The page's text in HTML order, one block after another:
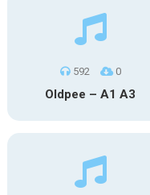
592 0
Oldpee – A1 A3